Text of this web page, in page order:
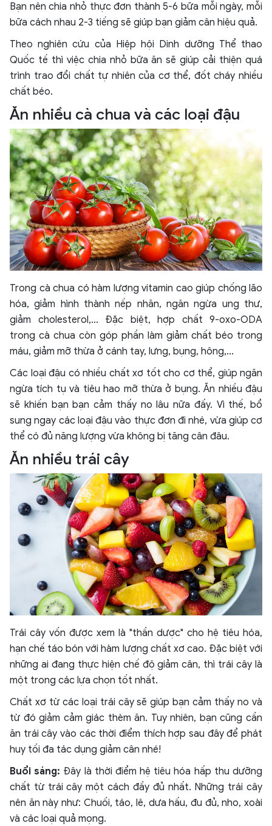
Bạn nên chia nhỏ thực đơn thành 5-6 bữa mỗi ngày, mỗi
bữa cách nhau 2-3 tiếng sẽ giúp bạn giảm cân hiệu quả.
Theo nghiên cứu của Hiệp hội Dinh dưỡng Thể thao
Quốc tế thì việc chia nhỏ bữa ăn sẽ giúp cải thiện quá
trình trao đổi chất tự nhiên của cơ thể, đốt cháy nhiều
chất béo.
Ăn nhiều cà chua và các loại đậu
Trong cà chua có hàm lượng vitamin cao giúp chống lão
hóa, giảm hình thành nếp nhăn, ngăn ngừa ung thư,
giảm cholesterol,… Đặc biệt, hợp chất 9-oxo-ODA
trong cà chua còn góp phần làm giảm chất béo trong
máu, giảm mỡ thừa ở cánh tay, lưng, bụng, hông,...
Các loại đậu có nhiều chất xơ tốt cho cơ thể, giúp ngăn
ngừa tích tụ và tiêu hao mỡ thừa ở bụng. Ăn nhiều đậu
sẽ khiến bạn bạn cảm thấy no lâu nữa đấy. Vì thế, bổ
sung ngay các loại đậu vào thực đơn đi nhé, vừa giúp cơ
thể có đủ năng lượng vừa không bị tăng cân đâu.
Ăn nhiều trái cây
Trái cây vốn được xem là "thần dược" cho hệ tiêu hóa,
hạn chế táo bón với hàm lượng chất xơ cao. Đặc biệt với
những ai đang thực hiện chế độ giảm cân, thì trái cây là
một trong các lựa chọn tốt nhất.
Chất xơ từ các loại trái cây sẽ giúp bạn cảm thấy no và
từ đó giảm cảm giác thèm ăn. Tuy nhiên, bạn cũng cần
ăn trái cây vào các thời điểm thích hợp sau đây để phát
huy tối đa tác dụng giảm cân nhé!
Buổi sáng: Đây là thời điểm hệ tiêu hóa hấp thu dưỡng
chất từ trái cây một cách đầy đủ nhất. Những trái cây
nên ăn này như: Chuối, táo, lê, dưa hấu, đu đủ, nho, xoài
và các loại quả mọng.